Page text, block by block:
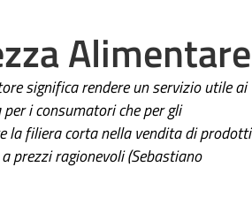
Alimentare
significa rendere un servizio utile ai
i consumatori che per gli
la filiera corta nella vendita di prodotti
prezzi ragionevoli (Sebastiano